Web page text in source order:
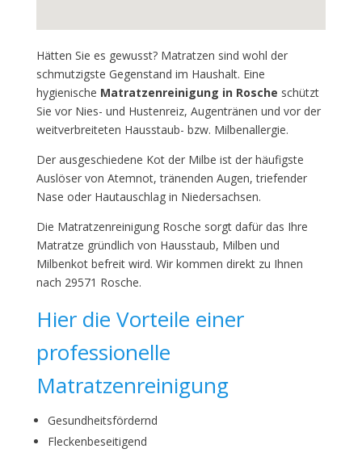
Hätten Sie es gewusst? Matratzen sind wohl der
schmutzigste Gegenstand im Haushalt. Eine
hygienische Matratzenreinigung in Rosche schützt
Sie vor Nies- und Hustenreiz, Augentränen und vor der
weitverbreiteten Hausstaub- bzw. Milbenallergie.
Der ausgeschiedene Kot der Milbe ist der häufigste
Auslöser von Atemnot, tränenden Augen, triefender
Nase oder Hautauschlag in Niedersachsen.
Die Matratzenreinigung Rosche sorgt dafür das Ihre
Matratze gründlich von Hausstaub, Milben und
Milbenkot befreit wird. Wir kommen direkt zu Ihnen
nach 29571 Rosche.
Hier die Vorteile einer
professionelle
Matratzenreinigung
Gesundheitsfördernd
Fleckenbeseitigend